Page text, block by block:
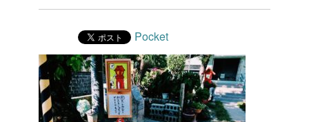
Pocket